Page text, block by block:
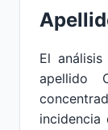
El
apellido
incidencia